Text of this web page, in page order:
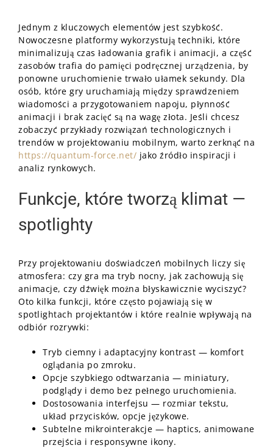
Jednym z kluczowych elementów jest szybkość.
Nowoczesne platformy wykorzystują techniki, które
minimalizują czas ładowania grafik i animacji, a część
zasobów trafia do pamięci podręcznej urządzenia, by
ponowne uruchomienie trwało ułamek sekundy. Dla
osób, które gry uruchamiają między sprawdzeniem
wiadomości a przygotowaniem napoju, płynność
animacji i brak zacięć są na wagę złota. Jeśli chcesz
zobaczyć przykłady rozwiązań technologicznych i
trendów w projektowaniu mobilnym, warto zerknąć na
https://quantum-force.net/ jako źródło inspiracji i
analiz rynkowych.
Funkcje, które tworzą klimat —
spotlighty
Przy projektowaniu doświadczeń mobilnych liczy się
atmosfera: czy gra ma tryb nocny, jak zachowują się
animacje, czy dźwięk można błyskawicznie wyciszyć?
Oto kilka funkcji, które często pojawiają się w
spotlightach projektantów i które realnie wpływają na
odbiór rozrywki:
Tryb ciemny i adaptacyjny kontrast — komfort
oglądania po zmroku.
Opcje szybkiego odtwarzania — miniatury,
podglądy i demo bez pełnego uruchomienia.
Dostosowania interfejsu — rozmiar tekstu,
układ przycisków, opcje językowe.
Subtelne mikrointerakcje — haptics, animowane
przejścia i responsywne ikony.